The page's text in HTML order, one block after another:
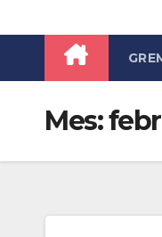
Mes: